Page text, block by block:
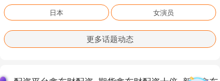
日本 女演员
更多话题动态